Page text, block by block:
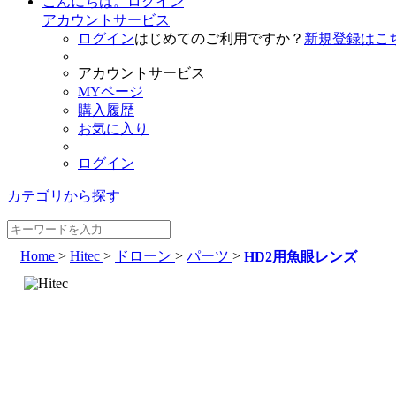
アカウントサービス
ログインはじめてのご利用ですか？ 新規登録はこ
アカウントサービス
MYページ
購入履歴
お気に入り
ログイン
カテゴリから探す
Home > Hitec > ドローン > パーツ > HD2用魚眼レンズ